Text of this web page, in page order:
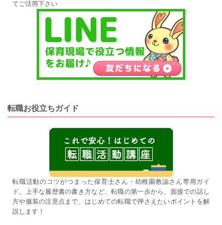
てご活用下さい
転職お役立ちガイド
転職活動のコツがつまった保育士さん・幼稚園教諭さん専用ガイ
ド。上手な履歴書の書き方など、転職の第一歩から、面接での話し
方や服装の注意点まで、はじめての転職で押さえたいポイントを解
説します！